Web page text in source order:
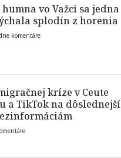
vo Važci sa jedna
splodín z horenia
komentáre
kríze v Ceute
a TikTok na dôslednejší